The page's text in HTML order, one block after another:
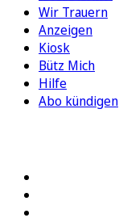
Wir Trauern
Anzeigen
Kiosk
Bütz Mich
Hilfe
Abo kündigen